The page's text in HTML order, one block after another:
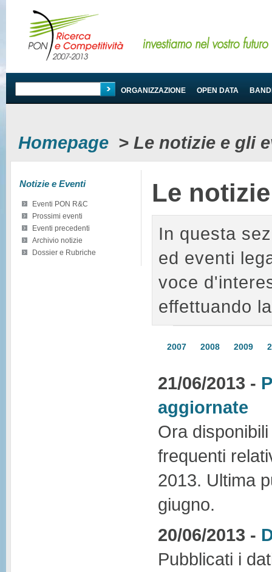
PROGRAMMA ORGANIZZAZIONE OPEN DATA
Homepage > Le notizie e gli
Notizie e Eventi
Eventi PON R&C
Prossimi eventi
Eventi precedenti
Archivio notizie
Dossier e Rubriche
Le
In questa
ed eventi
voce
effettuando
2007 2008 2009
21/06/2013 -
aggiornate
Ora
frequenti
2013. Ultima
giugno.
20/06/2013 -
Pubblicati i